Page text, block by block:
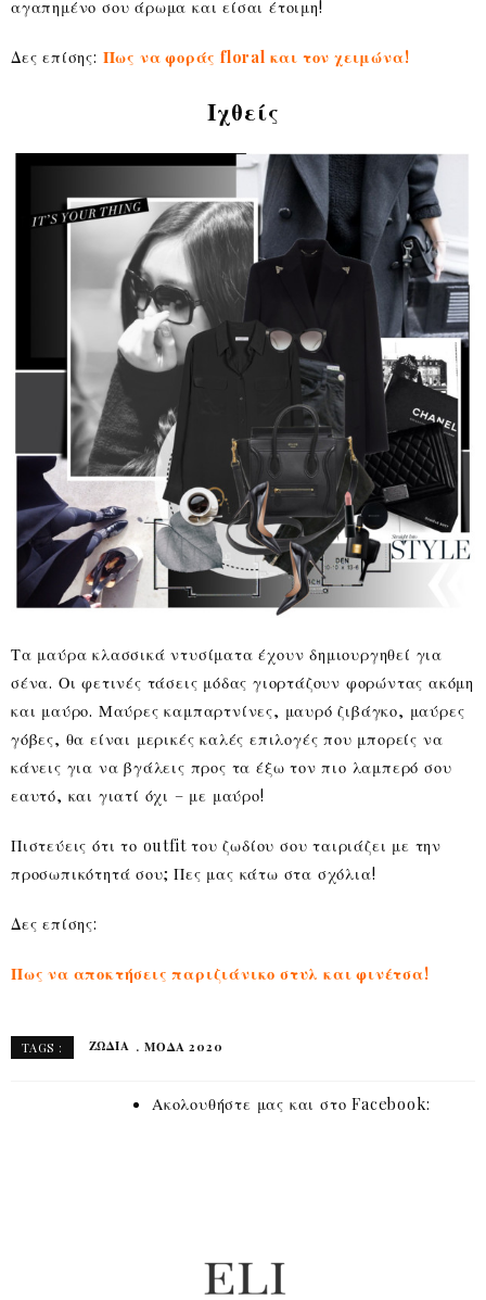
αγαπημένο σου άρωμα και είσαι έτοιμη!
Δες επίσης: Πως να φοράς floral και τον χειμώνα!
Ιχθείς
Τα μαύρα κλασσικά ντυσίματα έχουν δημιουργηθεί για
σένα. Οι φετινές τάσεις μόδας γιορτάζουν φορώντας ακόμη
και μαύρο. Μαύρες καμπαρτνίνες, μαυρό ζιβάγκο, μαύρες
γόβες, θα είναι μερικές καλές επιλογές που μπορείς να
κάνεις για να βγάλεις προς τα έξω τον πιο λαμπερό σου
εαυτό, και γιατί όχι – με μαύρο!
Πιστεύεις ότι το outfit του ζωδίου σου ταιριάζει με την
προσωπικότητά σου; Πες μας κάτω στα σχόλια!
Δες επίσης:
Πως να αποκτήσεις παριζιάνικο στυλ και φινέτσα!
TAGS : ΖΩΔΙΑ ΜΟΔΑ 2020
Ακολουθήστε μας και στο Facebook: